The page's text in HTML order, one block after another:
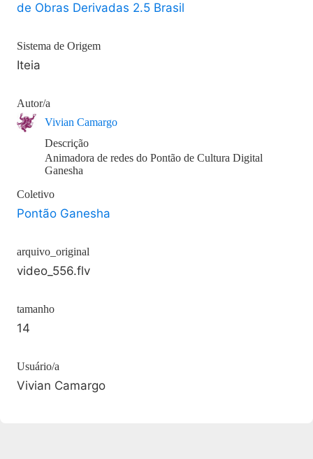
de Obras Derivadas 2.5 Brasil
Sistema de Origem
Iteia
Autor/a
Vivian Camargo
Descrição
Animadora de redes do Pontão de Cultura Digital
Ganesha
Coletivo
Pontão Ganesha
arquivo_original
video_556.flv
tamanho
14
Usuário/a
Vivian Camargo